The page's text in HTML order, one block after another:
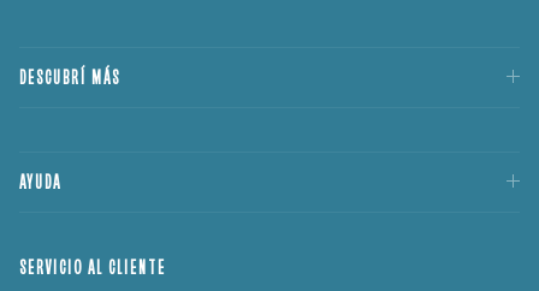
DESCUBRÍ MÁS
AYUDA
SERVICIO AL CLIENTE